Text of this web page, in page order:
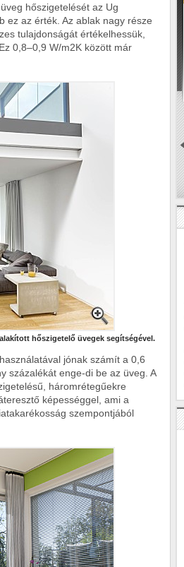
hőszigetelését az Ug
ez az érték. Az ablak nagy része
tulajdonságát értékelhessük,
0,8–0,9 W/m2K között már
hőszigetelő üvegek segítségével.
jónak számít a 0,6
százalékát enge-di be az üveg. A
háromrétegűekre
képességgel, ami a
szempontjából